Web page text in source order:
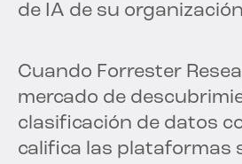
de IA de su
Cuando Forrester
mercado de
clasificación de datos
califica las plataformas